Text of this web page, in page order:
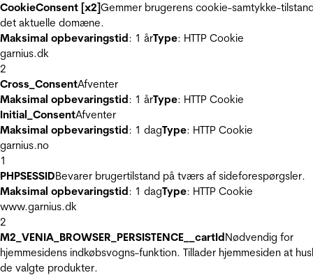
CookieConsent [x2]Gemmer brugerens cookie-samtykke-
det aktuelle domæne.
Maksimal opbevaringstid: 1 årType: HTTP Cookie
garnius.dk
2
Cross_ConsentAfventer
Maksimal opbevaringstid: 1 årType: HTTP Cookie
Initial_ConsentAfventer
Maksimal opbevaringstid: 1 dagType: HTTP Cookie
garnius.no
1
PHPSESSIDBevarer brugertilstand på tværs af sideforespørgsler.
Maksimal opbevaringstid: 1 dagType: HTTP Cookie
www.garnius.dk
2
M2_VENIA_BROWSER_PERSISTENCE__cartIdNødvendig for
hjemmesidens indkøbsvogns-funktion. Tillader hjemmesiden at
de valgte produkter.